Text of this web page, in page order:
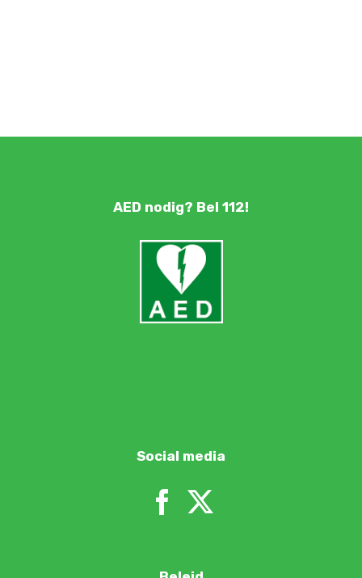
AED nodig? Bel 112!
Social media